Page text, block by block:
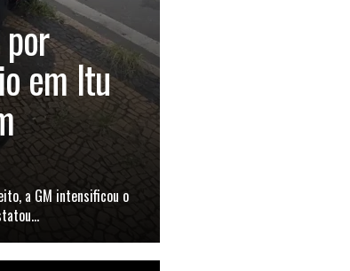
em Itu
a GM intensificou o